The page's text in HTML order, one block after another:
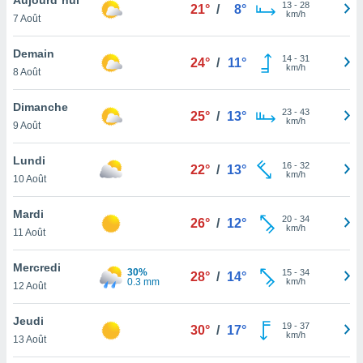
et
»,
au
vous
qu'ils
ou
le
ainsi
un
la
du
7 Août
21° / 8° 13- 28
km/h
Demain
8 Août
24° / 11° 14- 31
km/h
Dimanche
9 Août
25° / 13° 23- 43
km/h
Lundi
10 Août
22° / 13° 16- 32
km/h
Mardi
11 Août
26° / 12° 20- 34
km/h
Mercredi
12 Août
30%
0.3 mm
28° / 14° 15- 34
km/h
Jeudi
13 Août
30° / 17° 19- 37
km/h